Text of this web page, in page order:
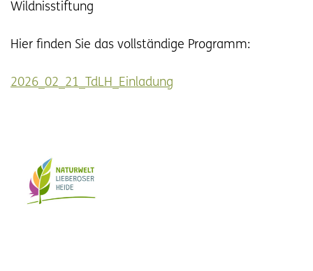
Wildnisstiftung
Hier finden Sie das vollständige Programm:
2026_02_21_TdLH_Einladung